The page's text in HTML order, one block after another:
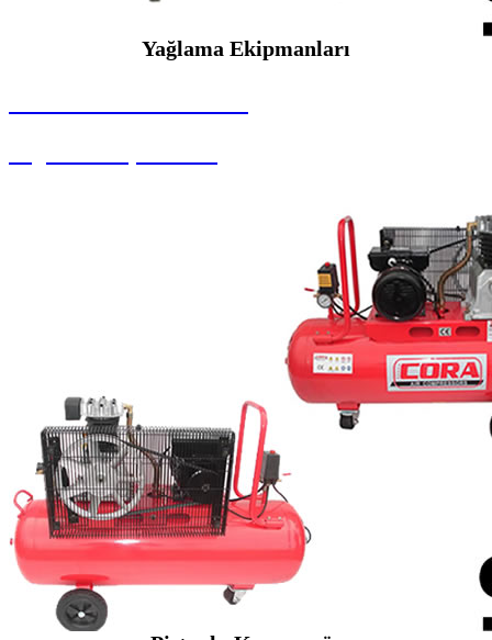
Yağlama Ekipmanları